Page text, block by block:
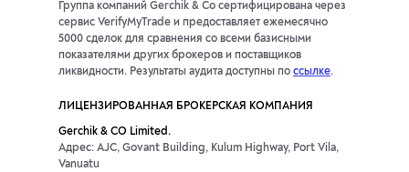
Группа компаний Gerchik & Co сертифицирована через
сервис VerifyMyTrade и предоставляет ежемесячно
5000 сделок для сравнения со всеми базисными
показателями других брокеров и поставщиков
ликвидности. Результаты аудита доступны по ссылке.
ЛИЦЕНЗИРОВАННАЯ БРОКЕРСКАЯ КОМПАНИЯ
Gerchik & CO Limited.
Адрес: AJC, Govant Building, Kulum Highway, Port Vila,
Vanuatu